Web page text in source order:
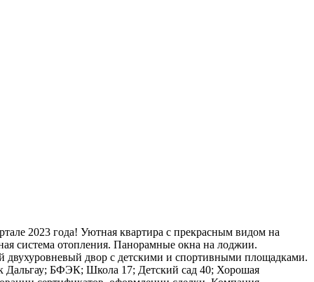
2023 года! Уютная квартира с прекрасным видом на
система отопления. Панорамные окна на лоджии.
двухуровневый двор с детскими и спортивными площадками.
Дальгау; БФЭК; Школа 17; Детский сад 40; Хорошая